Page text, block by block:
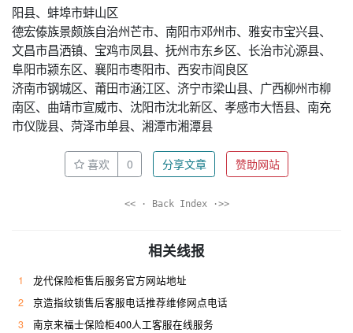
阳县、蚌埠市蚌山区
德宏傣族景颇族自治州芒市、南阳市邓州市、雅安市宝兴县、
文昌市昌洒镇、宝鸡市凤县、抚州市东乡区、长治市沁源县、
阜阳市颍东区、襄阳市枣阳市、西安市阎良区
济南市钢城区、莆田市涵江区、济宁市梁山县、广西柳州市柳
南区、曲靖市宣威市、沈阳市沈北新区、孝感市大悟县、南充
市仪陇县、菏泽市单县、湘潭市湘潭县
喜欢 0 分享文章 赞助网站
<< · Back Index ·>>
相关线报
1
龙代保险柜售后服务官方网站地址
2
京造指纹锁售后客服电话推荐维修网点电话
3
南京来福士保险柜400人工客服在线服务